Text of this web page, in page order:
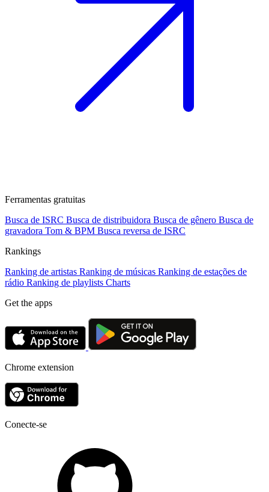
Ferramentas gratuitas
Busca de ISRC Busca de distribuidora Busca de gênero Busca de
gravadora Tom & BPM Busca reversa de ISRC
Rankings
Ranking de artistas Ranking de músicas Ranking de estações de
rádio Ranking de playlists Charts
Get the apps
Chrome extension
Conecte-se